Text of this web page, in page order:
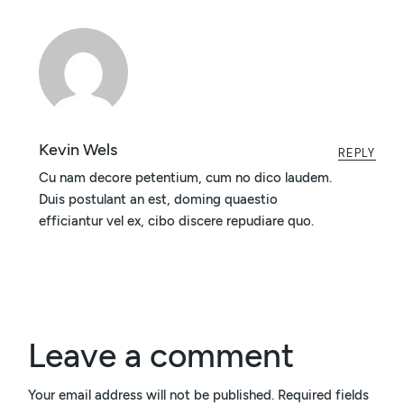
Kevin Wels
Cu nam decore petentium, cum no dico laudem.
Duis postulant an est, doming quaestio
efficiantur vel ex, cibo discere repudiare quo.
REPLY
Leave a comment
Your email address will not be published. Required fields